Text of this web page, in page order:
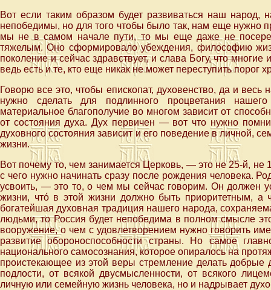
Вот если таким образом будет развиваться наш народ,
непобедимы, но для того чтобы было так, нам еще нужно
мы не в самом начале пути, то мы еще даже не
тяжелым. Оно сформировало убеждения, философию
поколение и сейчас здравствует, и слава Богу, что
ведь есть и те, кто еще никак не может переступить порог
Говорю все это, чтобы епископат, духовенство, да и
нужно сделать для подлинного процветания
материальное благополучие во многом зависит от
от состояния духа. Дух первичен — вот что нужно
духовного состояния зависит и его поведение в личной,
жизни.
Вот почему то, чем занимается Церковь, — это не 25-й, не
с чего нужно начинать сразу после рождения человека.
усвоить, — это то, о чем мы сейчас говорим. Он должен
жизни, чтó в этой жизни должно быть приоритетным,
богатейшая духовная традиция нашего народа,
людьми, то Россия будет непобедима в полном смысле
вооружение, о чем с удовлетворением нужно говорить
развитие обороноспособности страны. Но самое
национального самосознания, которое опиралось на
проистекающее из этой веры стремление делать добрые
подлости, от всякой двусмысленности, от всякого
личную или семейную жизнь человека, но и надрывает